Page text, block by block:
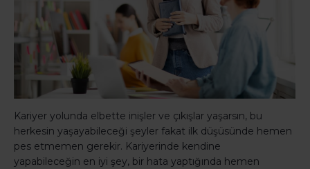
Kariyer yolunda elbette inişler ve çıkışlar yaşarsın, bu
herkesin yaşayabileceği şeyler fakat ilk düşüsünde hemen
pes etmemen gerekir. Kariyerinde kendine
yapabileceğin en iyi şey, bir hata yaptığında hemen